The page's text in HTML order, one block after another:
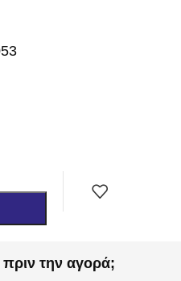
πριν την αγορά;